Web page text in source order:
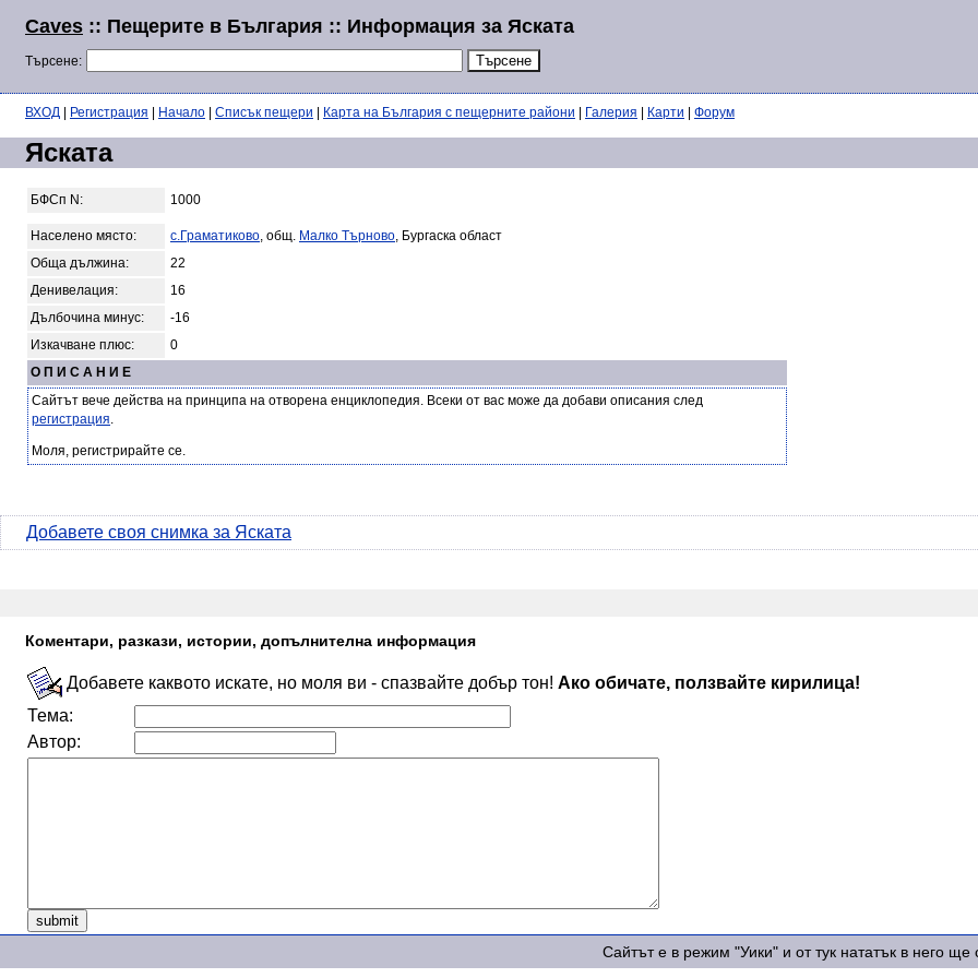
Caves :: Пещерите в България :: Информация за Яската
Търсене:
ВХОД Регистрация Начало Списък пещери Карта на България с пещерните райони Галерия Карти Форум
Яската
БФСп N: 1000
Населено място: с.Граматиково, общ. Малко Търново, Бургаска област
Обща дължина:
22
Денивелация:
16
Дълбочина минус:
-16
Изкачване плюс:
0
О П И С А Н И Е
Сайтът вече действа на принципа на отворена енциклопедия. Всеки от вас може да добави описания след
регистрация.
Моля, регистрирайте се.
Добавете своя снимка за Яската
Коментари, разкази, истории, допълнителна информация
Добавете каквото искате, но моля ви - спазвайте добър тон! Ако обичате, ползвайте кирилица!
Тема:
Автор:
Сайтът е в режим "Уики" и от тук нататък в него